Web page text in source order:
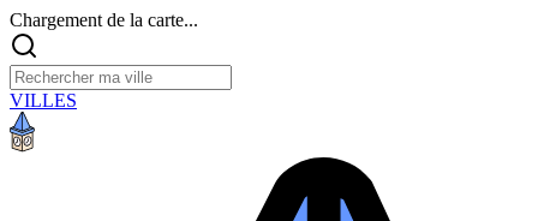
Chargement de la carte...
VILLES